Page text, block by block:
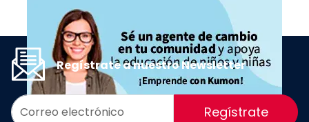
Regístrate a nuestro Newsletter
Regístrate